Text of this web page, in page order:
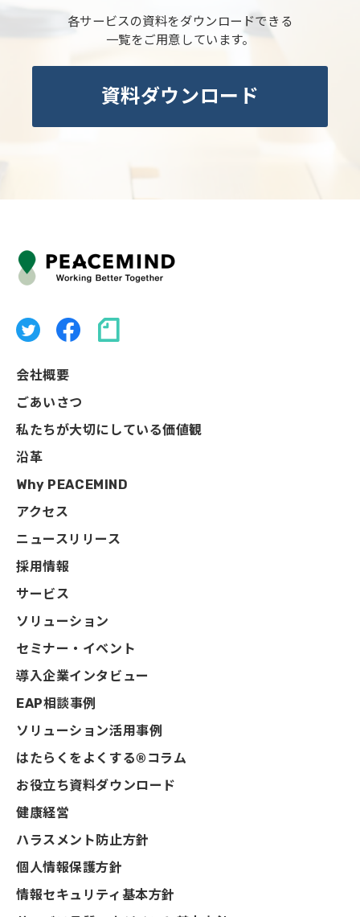
各サービスの資料をダウンロードできる
一覧をご用意しています。
資料ダウンロード
会社概要
ごあいさつ
私たちが大切にしている価値観
沿革
Why PEACEMIND
アクセス
ニュースリリース
採用情報
サービス
ソリューション
セミナー・イベント
導入企業インタビュー
EAP相談事例
ソリューション活用事例
はたらくをよくする®コラム
お役立ち資料ダウンロード
健康経営
ハラスメント防止方針
個人情報保護方針
情報セキュリティ基本方針